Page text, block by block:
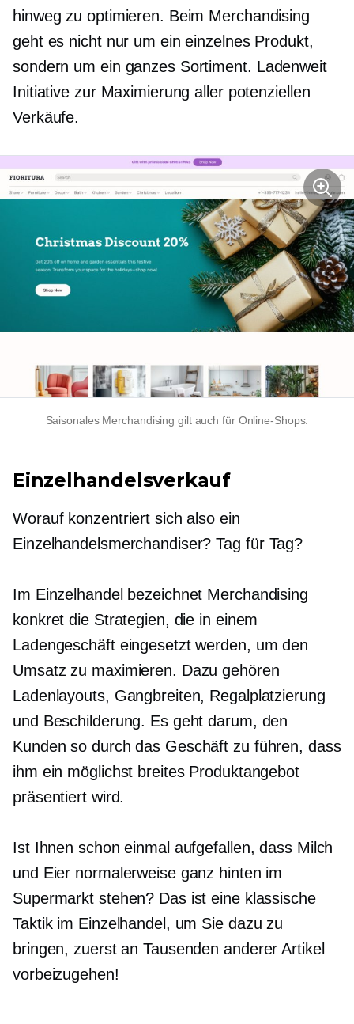
hinweg zu optimieren. Beim Merchandising
geht es nicht nur um ein einzelnes Produkt,
sondern um ein ganzes Sortiment. Ladenweit
Initiative zur Maximierung aller potenziellen
Verkäufe.
Saisonales Merchandising gilt auch für Online-Shops.
Einzelhandelsverkauf
Worauf konzentriert sich also ein
Einzelhandelsmerchandiser?Tag für Tag?
Im Einzelhandel bezeichnet Merchandising
konkret die Strategien, die in einem
Ladengeschäft eingesetzt werden, um den
Umsatz zu maximieren. Dazu gehören
Ladenlayouts, Gangbreiten, Regalplatzierung
und Beschilderung. Es geht darum, den
Kunden so durch das Geschäft zu führen, dass
ihm ein möglichst breites Produktangebot
präsentiert wird.
Ist Ihnen schon einmal aufgefallen, dass Milch
und Eier normalerweise ganz hinten im
Supermarkt stehen? Das ist eine klassische
Taktik im Einzelhandel, um Sie dazu zu
bringen, zuerst an Tausenden anderer Artikel
vorbeizugehen!